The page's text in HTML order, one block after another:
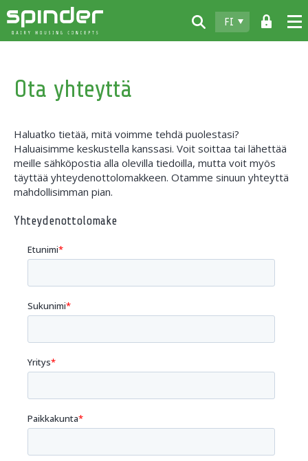
FI
Spinder
Jälleenmyyjät
Ota yhteyttä
Haluatko tietää, mitä voimme tehdä puolestasi?
Haluaisimme keskustella kanssasi. Voit soittaa tai lähettää
meille sähköpostia alla olevilla tiedoilla, mutta voit myös
täyttää yhteydenottolomakkeen. Otamme sinuun yhteyttä
mahdollisimman pian.
Yhteydenottolomake